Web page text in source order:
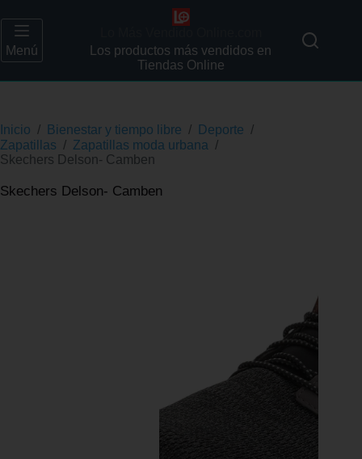
Menú
Los productos más vendidos en
Tiendas Online
Inicio / Bienestar y tiempo libre / Deporte /
Zapatillas / Zapatillas moda urbana /
Skechers Delson- Camben
Skechers Delson- Camben